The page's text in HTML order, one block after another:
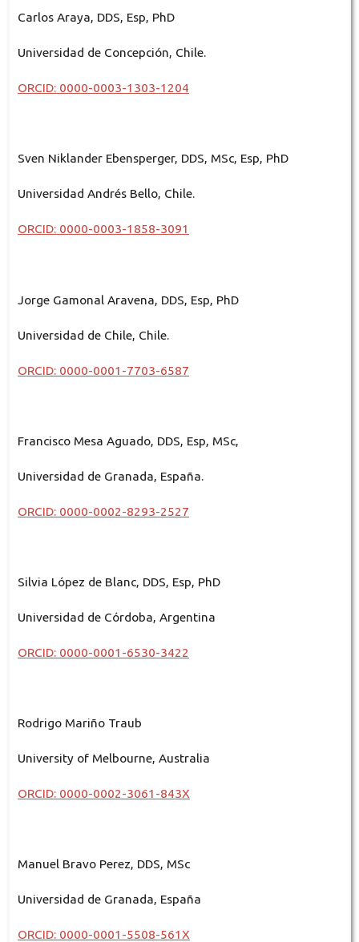
Carlos Araya, DDS, Esp, PhD
Universidad de Concepción, Chile.
ORCID: 0000-0003-1303-1204
Sven Niklander Ebensperger, DDS, MSc, Esp, PhD
Universidad Andrés Bello, Chile.
ORCID: 0000-0003-1858-3091
Jorge Gamonal Aravena, DDS, Esp, PhD
Universidad de Chile, Chile.
ORCID: 0000-0001-7703-6587
Francisco Mesa Aguado, DDS, Esp, MSc,
Universidad de Granada, España.
ORCID: 0000-0002-8293-2527
Silvia López de Blanc, DDS, Esp, PhD
Universidad de Córdoba, Argentina
ORCID: 0000-0001-6530-3422
Rodrigo Mariño Traub
University of Melbourne, Australia
ORCID: 0000-0002-3061-843X
Manuel Bravo Perez, DDS, MSc
Universidad de Granada, España
ORCID: 0000-0001-5508-561X